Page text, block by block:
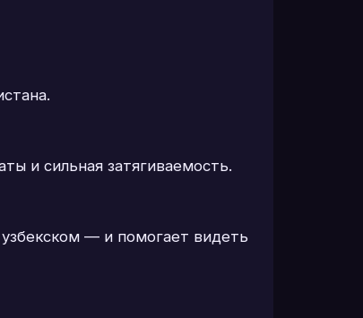
и сильная затягиваемость.
— и помогает видеть